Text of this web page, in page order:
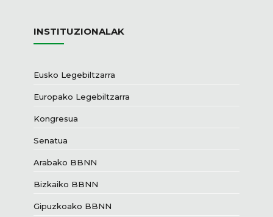
INSTITUZIONALAK
Eusko Legebiltzarra
Europako Legebiltzarra
Kongresua
Senatua
Arabako BBNN
Bizkaiko BBNN
Gipuzkoako BBNN